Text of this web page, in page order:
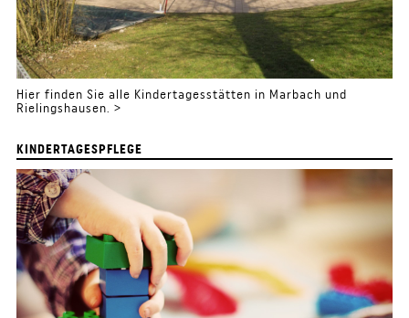
Hier finden Sie alle Kindertagesstätten in Marbach und
Rielingshausen. >
KINDERTAGESPFLEGE